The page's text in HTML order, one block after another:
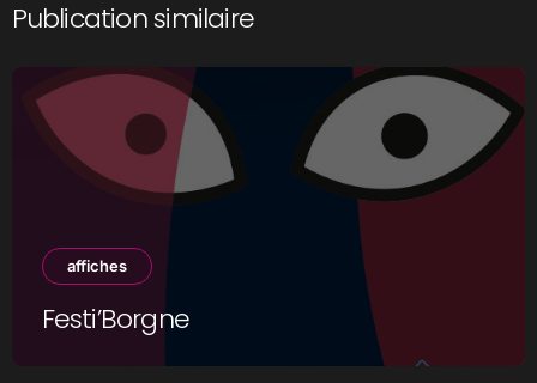
l’article
Publication similaire
affiches
Festi’Borgne